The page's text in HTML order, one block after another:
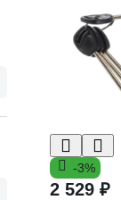
-3%
2 529 ₽